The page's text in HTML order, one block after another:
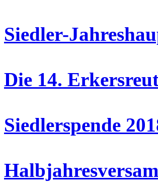
Siedler-
Die 14.
Siedlerspende